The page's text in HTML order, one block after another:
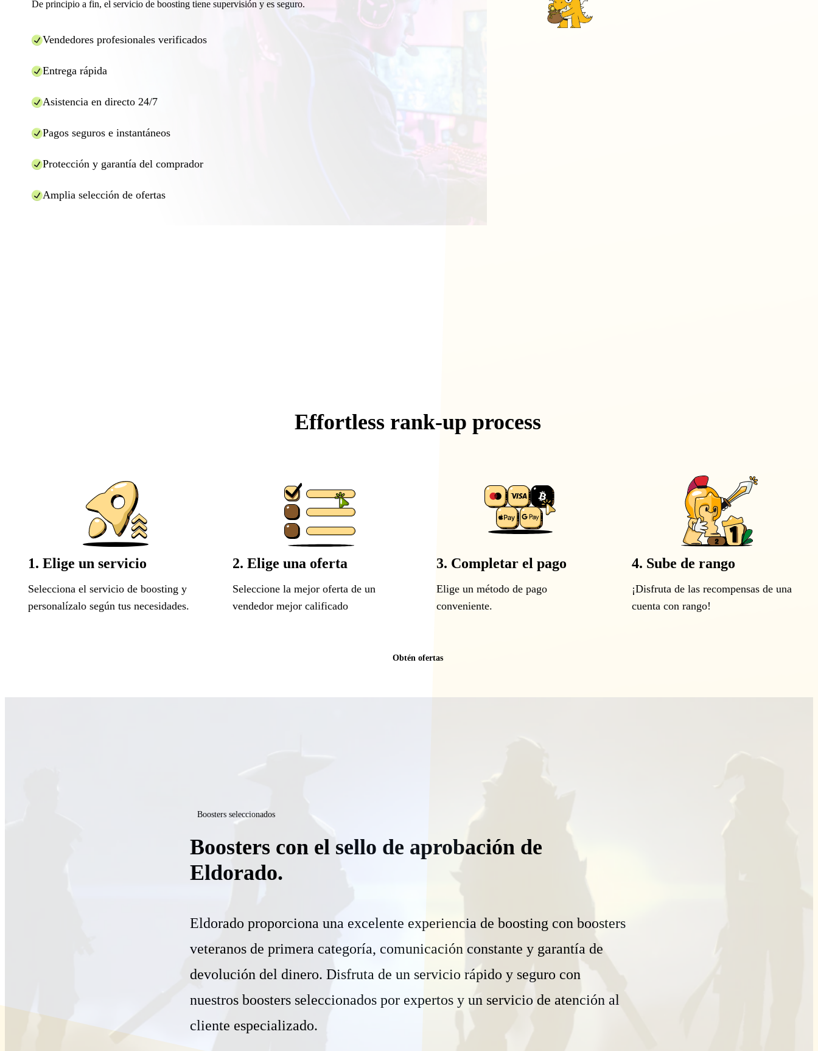
De principio a fin, el servicio de boosting tiene supervisión y es seguro.
Vendedores profesionales verificados
Entrega rápida
Asistencia en directo 24/7
Pagos seguros e instantáneos
Protección y garantía del comprador
Amplia selección de ofertas
Effortless rank-up process
1. Elige un servicio
Selecciona el servicio de boosting y
personalízalo según tus necesidades.
2. Elige una oferta
Seleccione la mejor oferta de un
vendedor mejor calificado
3. Completar el pago
Elige un método de pago
conveniente.
4. Sube de rango
¡Disfruta de las recompensas de una
cuenta con rango!
Obtén ofertas
Boosters seleccionados
Boosters con el sello de aprobación de
Eldorado.
Eldorado proporciona una excelente experiencia de boosting con boosters
veteranos de primera categoría, comunicación constante y garantía de
devolución del dinero. Disfruta de un servicio rápido y seguro con
nuestros boosters seleccionados por expertos y un servicio de atención al
cliente especializado.